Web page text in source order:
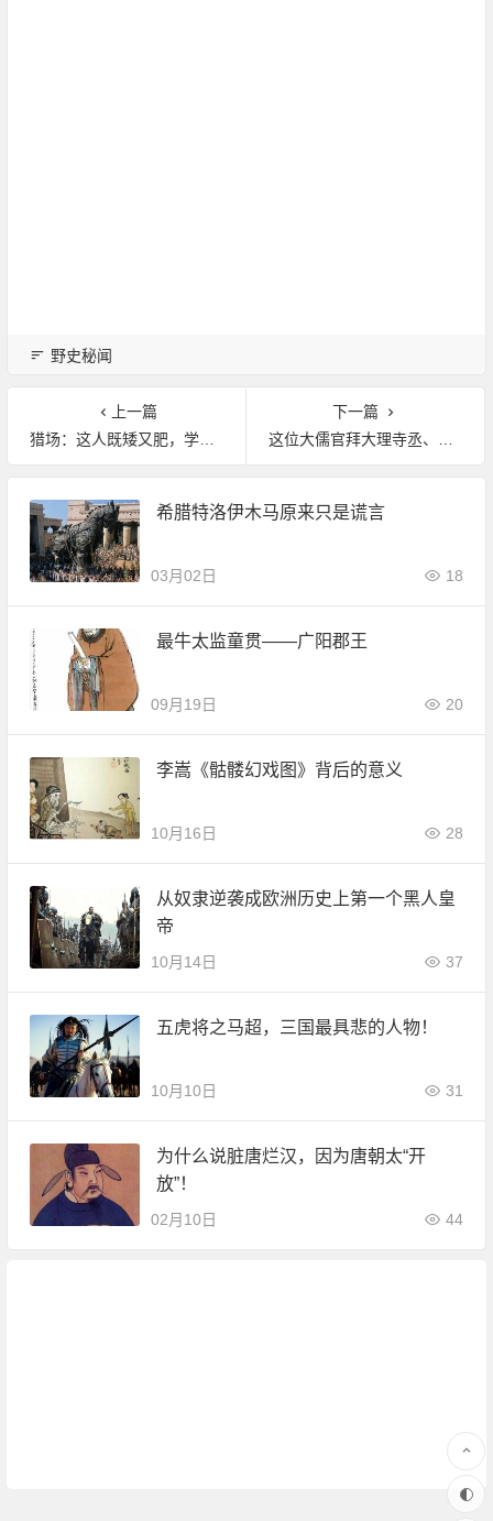
野史秘闻
上一篇
猎场：这人既矮又肥，学历还低，为何屡受曾国藩保举？
下一篇
这位大儒官拜大理寺丞、国子博士，死后家产不过百文……
希腊特洛伊木马原来只是谎言
03月02日 18
最牛太监童贯——广阳郡王
09月19日 20
李嵩《骷髅幻戏图》背后的意义
10月16日 28
从奴隶逆袭成欧洲历史上第一个黑人皇
帝
10月14日 37
五虎将之马超，三国最具悲的人物！
10月10日 31
为什么说脏唐烂汉，因为唐朝太“开
放”！
02月10日 44